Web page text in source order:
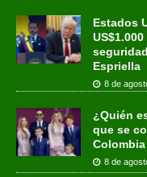
Estados
Espriella
8 de
¿Quién
que se
Colombia
8 de